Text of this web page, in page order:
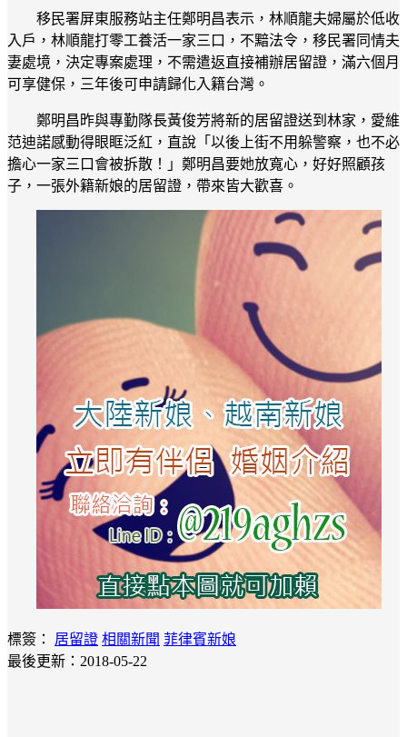
移民署屏東服務站主任鄭明昌表示，林順龍夫婦屬於低收
入戶，林順龍打零工養活一家三口，不黯法令，移民署同情夫
妻處境，決定專案處理，不需遣返直接補辦居留證，滿六個月
可享健保，三年後可申請歸化入籍台灣。
鄭明昌昨與專勤隊長黃俊芳將新的居留證送到林家，愛維
范迪諾感動得眼眶泛紅，直說「以後上街不用躲警察，也不必
擔心一家三口會被拆散！」鄭明昌要她放寬心，好好照顧孩
子，一張外籍新娘的居留證，帶來皆大歡喜。
標簽： 居留證 相關新聞 菲律賓新娘
最後更新：2018-05-22